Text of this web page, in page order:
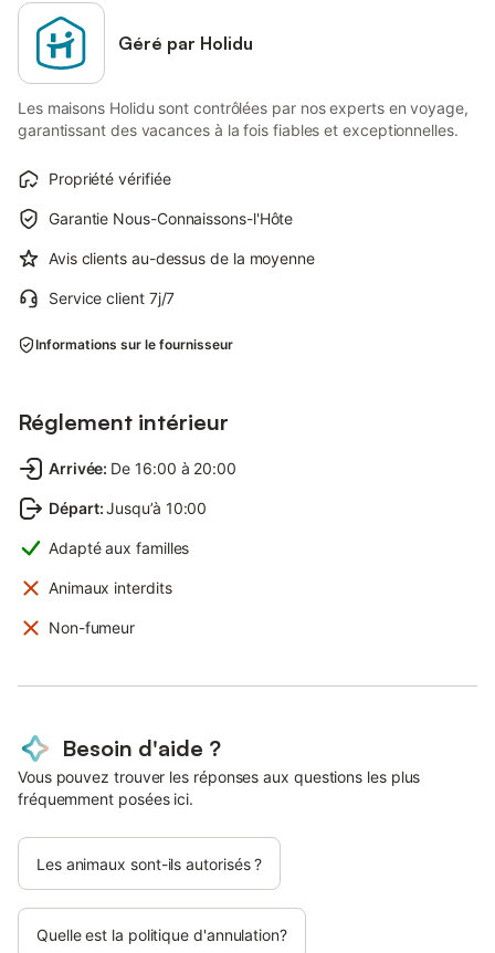
Géré par Holidu
Les maisons Holidu sont contrôlées par nos experts en voyage,
garantissant des vacances à la fois fiables et exceptionnelles.
Propriété vérifiée
Garantie Nous-Connaissons-l'Hôte
Avis clients au-dessus de la moyenne
Service client 7j/7
Informations sur le fournisseur
Réglement intérieur
Arrivée: De 16:00 à 20:00
Départ:Jusqu’à 10:00
Adapté aux familles
Animaux interdits
Non-fumeur
Besoin d'aide ?
Vous pouvez trouver les réponses aux questions les plus
fréquemment posées ici.
Les animaux sont-ils autorisés ?
Quelle est la politique d'annulation?